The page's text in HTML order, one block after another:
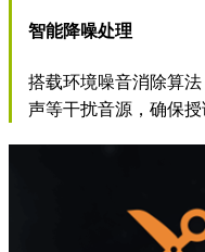
智能降噪处理
搭载环境噪音消除算
声等干扰音源，确保授